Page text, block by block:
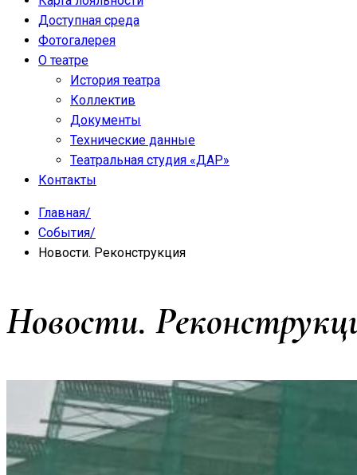
Доступная среда
Фотогалерея
О театре
История театра
Коллектив
Документы
Технические данные
Театральная студия «ДАР»
Контакты
Главная/
События/
Новости. Реконструкция
Новости.